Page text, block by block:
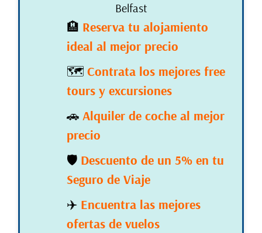
Belfast
🏨 Reserva tu alojamiento
ideal al mejor precio
🗺️ Contrata los mejores free
tours y excursiones
🚗 Alquiler de coche al mejor
precio
🛡️ Descuento de un 5% en tu
Seguro de Viaje
✈️ Encuentra las mejores
ofertas de vuelos